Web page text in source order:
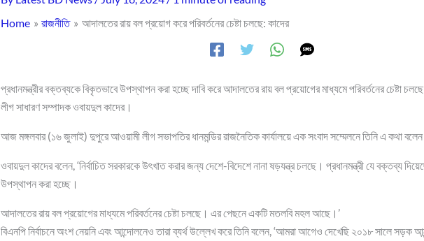
Home
রাজনীতি আদালতের রায় বল প্রয়োগ করে পরিবর্তনের চেষ্টা চলছে: কাদের
প্রধানমন্ত্রীর বক্তব্যকে বিকৃতভাবে উপস্থাপন করা হচ্ছে দাবি করে আদালতের রায় বল প্রয়োগের মাধ্যমে পরিবর্তনের চেষ্টা
লীগ সাধারণ সম্পাদক ওবায়দুল কাদের।
আজ মঙ্গলবার (১৬ জুলাই) দুপুরে আওয়ামী লীগ সভাপতির ধানমন্ডির রাজনৈতিক কার্যালয়ে এক সংবাদ সম্মেলনে তিনি এ কথা
ওবায়দুল কাদের বলেন, ‘নির্বাচিত সরকারকে উৎখাত করার জন্য দেশে-বিদেশে নানা ষড়যন্ত্র চলছে। প্রধানমন্ত্রী যে বক্তব্য
উপস্থাপন করা হচ্ছে।
আদালতের রায় বল প্রয়োগের মাধ্যমে পরিবর্তনের চেষ্টা চলছে। এর পেছনে একটি মতলবি মহল আছে।’
বিএনপি নির্বাচনে অংশ নেয়নি এবং আন্দোলনেও তারা ব্যর্থ উল্লেখ করে তিনি বলেন, ‘আমরা আগেও দেখেছি ২০১৮ সালে সড়ক